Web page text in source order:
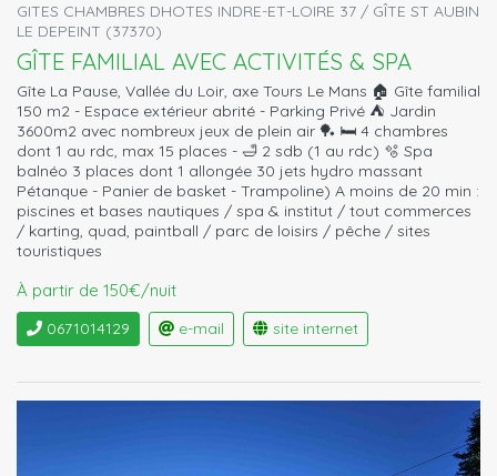
GITES CHAMBRES DHOTES INDRE-ET-LOIRE 37 / GÎTE ST AUBIN
LE DEPEINT (37370)
GÎTE FAMILIAL AVEC ACTIVITÉS & SPA
Gîte La Pause, Vallée du Loir, axe Tours Le Mans 🏠 Gîte familial
150 m2 - Espace extérieur abrité - Parking Privé ⛺️ Jardin
3600m2 avec nombreux jeux de plein air 🏓 🛏 4 chambres
dont 1 au rdc, max 15 places - 🛁 2 sdb (1 au rdc) 🫧 Spa
balnéo 3 places dont 1 allongée 30 jets hydro massant
Pétanque - Panier de basket - Trampoline) A moins de 20 min :
piscines et bases nautiques / spa & institut / tout commerces
/ karting, quad, paintball / parc de loisirs / pêche / sites
touristiques
À partir de 150€/nuit
0671014129 e-mail site internet